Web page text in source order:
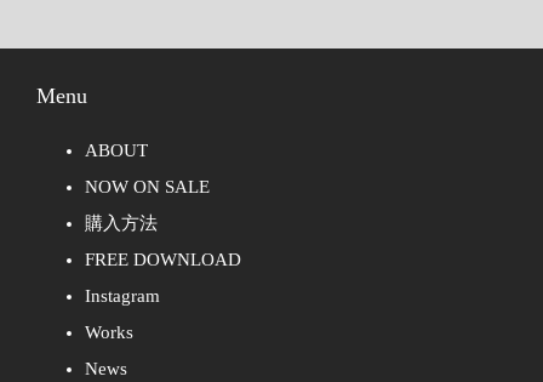
Menu
ABOUT
NOW ON SALE
購入方法
FREE DOWNLOAD
Instagram
Works
News